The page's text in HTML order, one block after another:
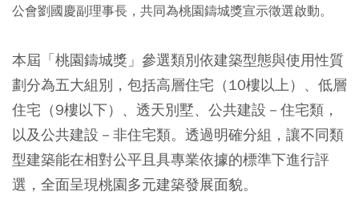
公會劉國慶副理事長，共同為桃園鑄城獎宣示徵選啟動。
本屆「桃園鑄城獎」參選類別依建築型態與使用性質
劃分為五大組別，包括高層住宅（10樓以上）、低層
住宅（9樓以下）、透天別墅、公共建設－住宅類，
以及公共建設－非住宅類。透過明確分組，讓不同類
型建築能在相對公平且具專業依據的標準下進行評
選，全面呈現桃園多元建築發展面貌。